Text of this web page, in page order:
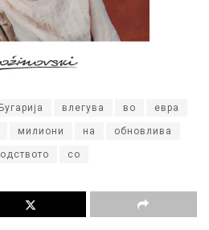
Бугарија влегува во евра
милиони на обновлива
со